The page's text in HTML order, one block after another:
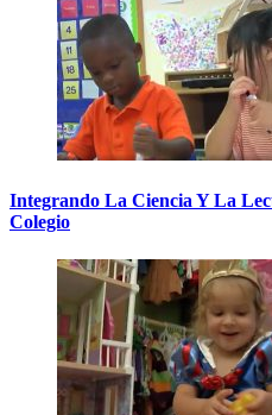
Integrando La Ciencia Y La
Colegio